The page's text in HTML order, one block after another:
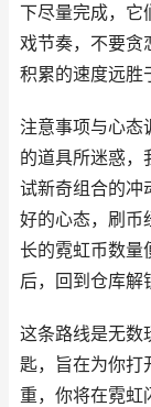
下尽量完成，它
戏节奏，不要贪
积累的速度远胜
注意事项与心态
的道具所迷惑，
试新奇组合的冲
好的心态，刷币
长的霓虹币数量
后，回到仓库解
这条路线是无数
匙，旨在为你打
重，你将在霓虹